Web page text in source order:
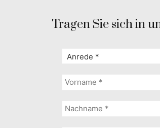
Tragen Sie sich in